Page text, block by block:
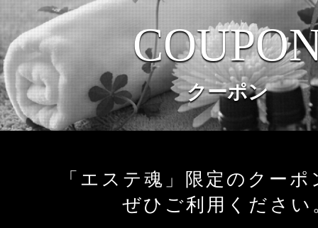
メンズエステ店
お店を探す
お店検索ページへ
エリアから探す
セラピスト
セラピストを探す
セラピスト検索ページ
クーポン
「エステ魂」限定のクー
ぜひご利用ください